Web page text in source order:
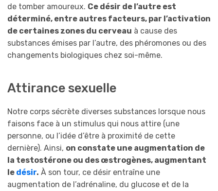
de tomber amoureux. Ce désir de l’autre est
déterminé, entre autres facteurs, par l’activation
de certaines zones du cerveau à cause des
substances émises par l’autre, des phéromones ou des
changements biologiques chez soi-même.
Attirance sexuelle
Notre corps sécrète diverses substances lorsque nous
faisons face à un stimulus qui nous attire (une
personne, ou l’idée d’être à proximité de cette
dernière). Ainsi, on constate une augmentation de
la testostérone ou des œstrogènes, augmentant
le désir. À son tour, ce désir entraîne une
augmentation de l’adrénaline, du glucose et de la